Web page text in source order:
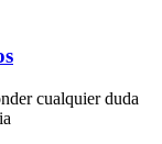
cualquier duda